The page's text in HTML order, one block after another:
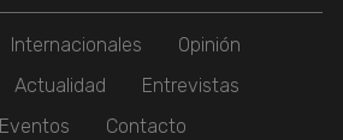
Internacionales
Opinión
Actualidad
Entrevistas
Eventos
Contacto